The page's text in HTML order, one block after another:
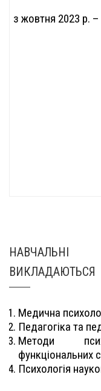
з жовтня 2023 р. –
ВИКЛАДАЮТЬСЯ
Медична
Педагогіка та
Методи
функціональних
Психологія